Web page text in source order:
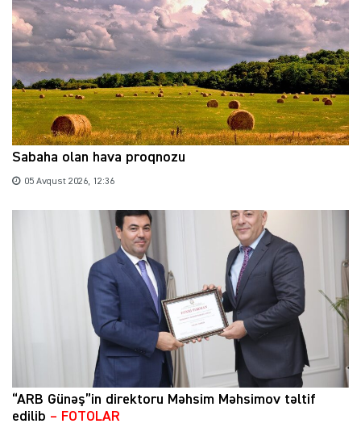
Sabaha olan hava proqnozu
05 Avqust 2026, 12:36
“ARB Günəş”in direktoru Məhsim Məhsimov təltif
edilib – FOTOLAR